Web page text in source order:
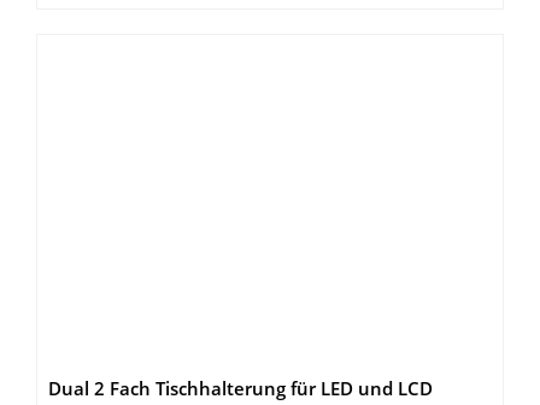
Dual 2 Fach Tischhalterung für LED und LCD